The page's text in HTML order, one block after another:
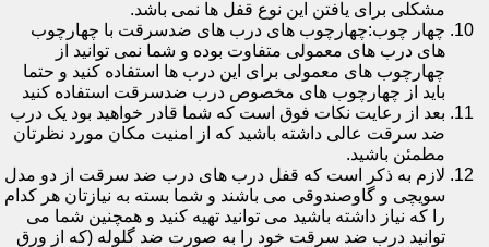
مشکلی برای یافتن این نوع قفل ها نمی باشد.
چهار چوب:چهارچوب های درب های ضدسرقت با چهارچوب
های درب های معمولی متفاوت بوده و شما نمی توانید از
چهارچوب های معمولی برای این درب ها استفاده کنید و حتما
باید از چهارچوب های مخصوص درب ضدسرقت استفاده کنید
بعد از رعایت نکات فوق است که شما قادر خواهید بود یک درب
ضد سرقت عالی داشته باشید که از امنیت مکان مورد نظرتان
مطمئن باشید.
لازم به ذکر است که قفل درب های درب ضد سرقت از دو مدل
سویچی و گاوصندوقی می باشند و شما بسته به نیازتان هر کدام
را که نیاز داشته باشید می توانید تهیه کنید و همچنین شما می
توانید درب ضد سرقت خود را به صورت ضد گلوله (که از ورق